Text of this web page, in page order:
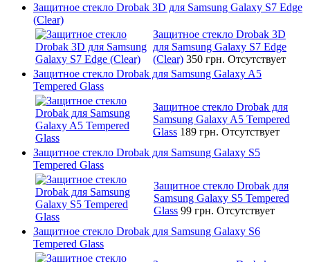
Защитное стекло Drobak 3D для Samsung Galaxy S7 Edge
(Clear)
Защитное стекло Drobak 3D
для Samsung Galaxy S7 Edge
(Clear) 350 грн. Отсутствует
Защитное стекло Drobak для Samsung Galaxy A5
Tempered Glass
Защитное стекло Drobak для
Samsung Galaxy A5 Tempered
Glass 189 грн. Отсутствует
Защитное стекло Drobak для Samsung Galaxy S5
Tempered Glass
Защитное стекло Drobak для
Samsung Galaxy S5 Tempered
Glass 99 грн. Отсутствует
Защитное стекло Drobak для Samsung Galaxy S6
Tempered Glass